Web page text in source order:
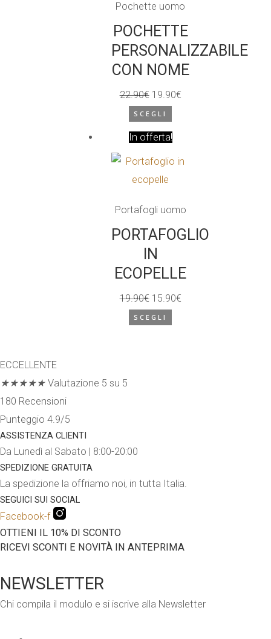
possono
essere
scelte
Pochette uomo
POCHETTE
PERSONALIZZABILE
CON NOME
22.90€
Il
prezzo
originale
era:
22.90€.
19.90€
SCEGLI
In offerta!
Portafogli uomo
PORTAFOGLIO
IN
ECOPELLE
19.90€
Il
prezzo
15.90€
SCEGLI
ECCELLENTE
★★★★★ Valutazione 5 su 5
180 Recensioni
Punteggio 4.9/5
ASSISTENZA CLIENTI
Da Lunedì al Sabato | 8:00-20:00
SPEDIZIONE GRATUITA
La spedizione la offriamo noi, in tutta Italia.
SEGUICI SUI SOCIAL
Facebook-f
OTTIENI IL 10% DI SCONTO
RICEVI SCONTI E NOVITÀ IN ANTEPRIMA
NEWSLETTER
Chi compila il modulo e si iscrive alla Newsletter